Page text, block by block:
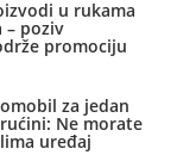
u rukama
– poziv
promociju
za jedan
Ne morate
uređaj